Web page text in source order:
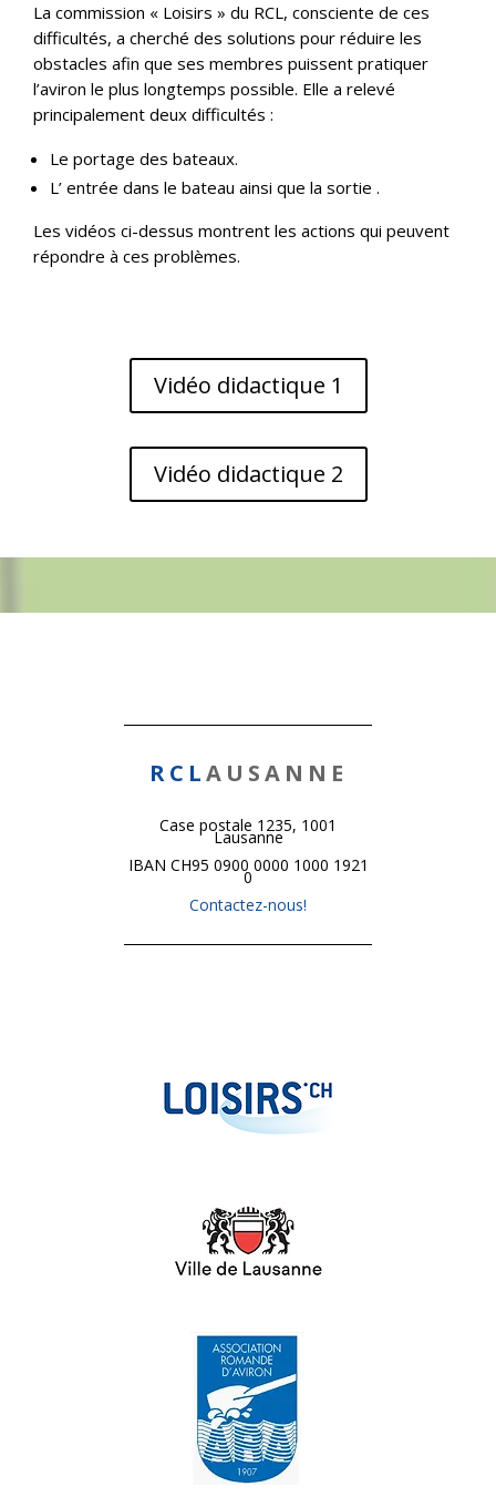
La commission « Loisirs » du RCL, consciente de ces
difficultés, a cherché des solutions pour réduire les
obstacles afin que ses membres puissent pratiquer
l’aviron le plus longtemps possible. Elle a relevé
principalement deux difficultés :
Le portage des bateaux.
L’ entrée dans le bateau ainsi que la sortie .
Les vidéos ci-dessus montrent les actions qui peuvent
répondre à ces problèmes.
Vidéo didactique 1
Vidéo didactique 2
RCLAUSANNE
Case postale 1235, 1001
Lausanne
IBAN CH95 0900 0000 1000 1921
0
Contactez-nous!